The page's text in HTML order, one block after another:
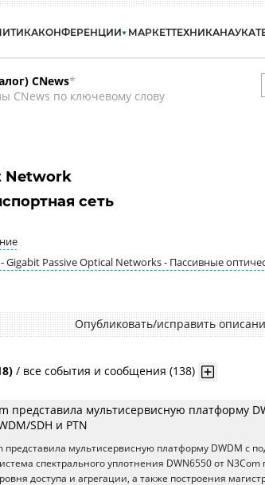
КОНФЕРЕНЦИИ МАРКЕТТЕХНИКАНАУКА
CNews*
CNews по ключевому слову
Network
сеть
Gigabit Passive Optical Networks - Пассивные
Опубликовать/исправить
/ все события и сообщения (138)
представила мультисервисную платформу
SDH и PTN
представила мультисервисную платформу DWDM с
спектрального уплотнения DWN6550 от
доступа и агрегации, а также построения